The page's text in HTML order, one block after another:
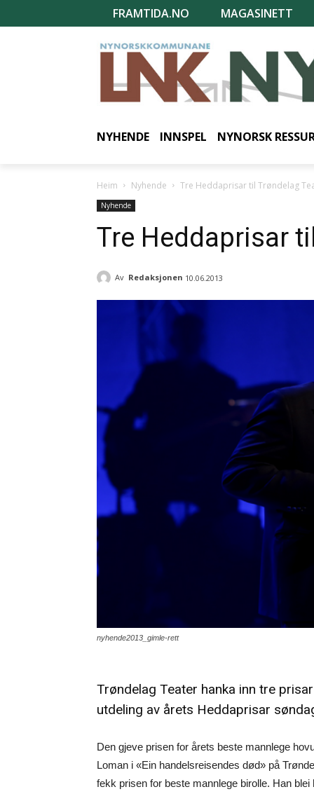
FRAMTIDA.NO MAGASINETT
NYHENDE INNSPEL NYNORSK
Heim Nyhende Tre Heddaprisar til Trøndelag
Nyhende
Tre Heddaprisar
Av Redaksjonen 10.06.2013
nyhende2013_gimle-rett
Trøndelag Teater hanka inn tre
utdeling av årets Heddaprisar
Den gjeve prisen for årets beste mannlege
Loman i «Ein handelsreisendes død» på
fekk prisen for beste mannlege birolle. Han